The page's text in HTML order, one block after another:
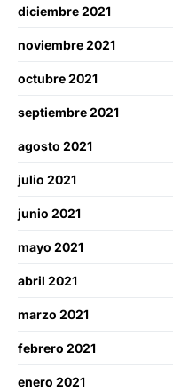
diciembre 2021
noviembre 2021
octubre 2021
septiembre 2021
agosto 2021
julio 2021
junio 2021
mayo 2021
abril 2021
marzo 2021
febrero 2021
enero 2021